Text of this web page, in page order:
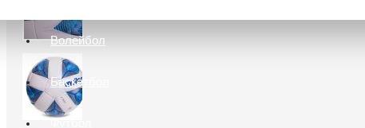
Волейбол
Баскетбол